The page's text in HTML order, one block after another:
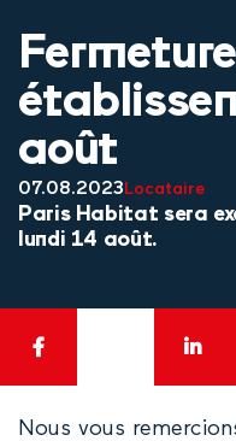
août
07.08.2023 Locataire
Paris Habitat sera
lundi 14 août.
Nous vous